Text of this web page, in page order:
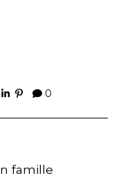
0
famille